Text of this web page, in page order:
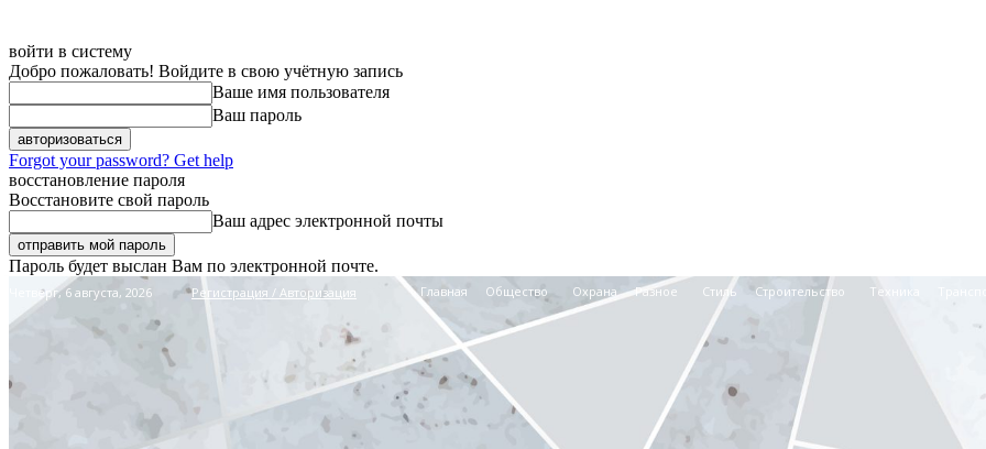
войти в систему
Добро пожаловать! Войдите в свою учётную запись
Ваше имя пользователя
Ваш пароль
Forgot your password? Get help
восстановление пароля
Восстановите свой пароль
Ваш адрес электронной почты
Пароль будет выслан Вам по электронной почте.
Четверг, 6 августа, 2026 Регистрация / Авторизация Главная Общество Охрана Разное Стиль Строительство Техника